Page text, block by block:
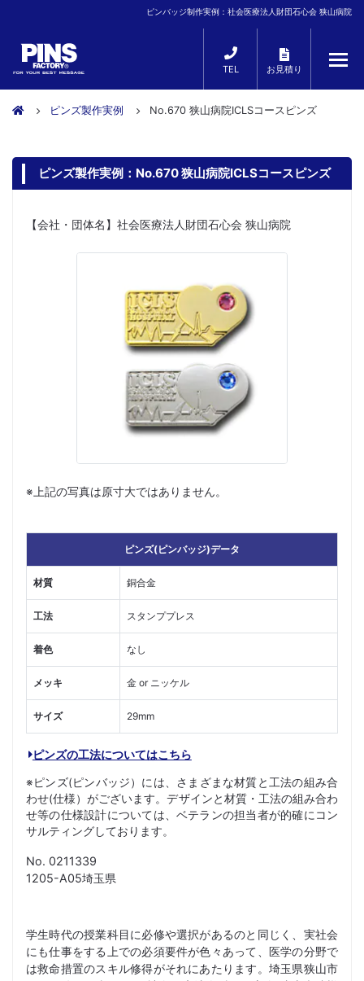
ピンバッジ制作実例：社会医療法人財団石心会 狭山病院
TEL お見積り
ピンズ製作実例 No.670 狭山病院ICLSコースピンズ
ピンズ製作実例：No.670 狭山病院ICLSコースピンズ
【会社・団体名】社会医療法人財団石心会 狭山病院
※上記の写真は原寸大ではありません。
ピンズ(ピンバッジ)データ
材質 銅合金
工法 スタンププレス
着色 なし
メッキ 金 or ニッケル
サイズ 29mm
ピンズの工法についてはこちら
※ピンズ(ピンバッジ）には、さまざまな材質と工法の組み合
わせ(仕様）がございます。デザインと材質・工法の組み合わ
せ等の仕様設計については、ベテランの担当者が的確にコン
サルティングしております。
No. 0211339
1205-A05埼玉県
学生時代の授業科目に必修や選択があるのと同じく、実社会
にも仕事をする上での必須要件が色々あって、医学の分野で
は救命措置のスキル修得がそれにあたります。埼玉県狭山市